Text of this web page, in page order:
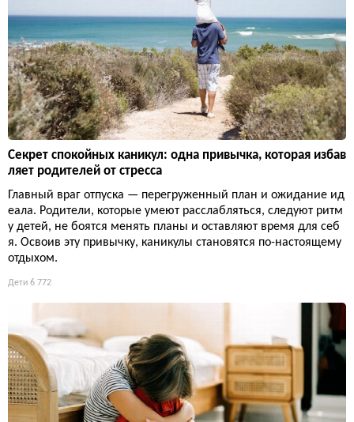
Секрет спокойных каникул: одна привычка, которая избав
ляет родителей от стресса
Главный враг отпуска — перегруженный план и ожидание ид
еала. Родители, которые умеют расслабляться, следуют ритм
у детей, не боятся менять планы и оставляют время для себ
я. Освоив эту привычку, каникулы становятся по-настоящему
отдыхом.
Дети 6 772